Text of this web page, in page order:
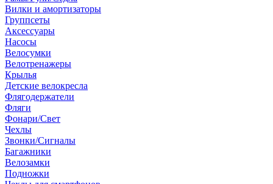
Вилки и амортизаторы
Группсеты
Аксессуары
Насосы
Велосумки
Велотренажеры
Крылья
Детские велокресла
Флягодержатели
Фляги
Фонари/Свет
Чехлы
Звонки/Сигналы
Багажники
Велозамки
Подножки